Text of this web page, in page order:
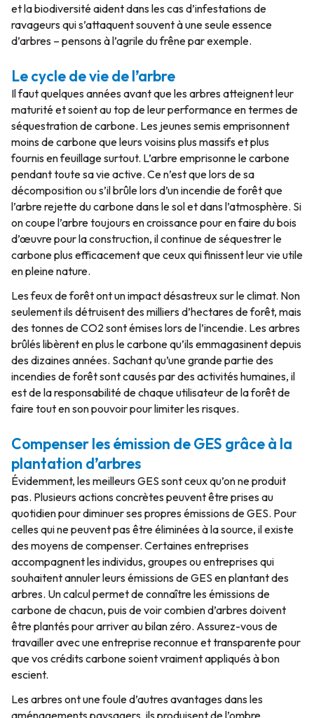
et la biodiversité aident dans les cas d’infestations de
ravageurs qui s’attaquent souvent à une seule essence
d’arbres – pensons à l’agrile du frêne par exemple.
Le cycle de vie de l’arbre
Il faut quelques années avant que les arbres atteignent leur
maturité et soient au top de leur performance en termes de
séquestration de carbone. Les jeunes semis emprisonnent
moins de carbone que leurs voisins plus massifs et plus
fournis en feuillage surtout. L’arbre emprisonne le carbone
pendant toute sa vie active. Ce n’est que lors de sa
décomposition ou s’il brûle lors d’un incendie de forêt que
l’arbre rejette du carbone dans le sol et dans l’atmosphère. Si
on coupe l’arbre toujours en croissance pour en faire du bois
d’œuvre pour la construction, il continue de séquestrer le
carbone plus efficacement que ceux qui finissent leur vie utile
en pleine nature.
Les feux de forêt ont un impact désastreux sur le climat. Non
seulement ils détruisent des milliers d’hectares de forêt, mais
des tonnes de CO2 sont émises lors de l’incendie. Les arbres
brûlés libèrent en plus le carbone qu’ils emmagasinent depuis
des dizaines années. Sachant qu’une grande partie des
incendies de forêt sont causés par des activités humaines, il
est de la responsabilité de chaque utilisateur de la forêt de
faire tout en son pouvoir pour limiter les risques.
Compenser les émission de GES grâce à la
plantation d’arbres
Évidemment, les meilleurs GES sont ceux qu’on ne produit
pas. Plusieurs actions concrètes peuvent être prises au
quotidien pour diminuer ses propres émissions de GES. Pour
celles qui ne peuvent pas être éliminées à la source, il existe
des moyens de compenser. Certaines entreprises
accompagnent les individus, groupes ou entreprises qui
souhaitent annuler leurs émissions de GES en plantant des
arbres. Un calcul permet de connaître les émissions de
carbone de chacun, puis de voir combien d’arbres doivent
être plantés pour arriver au bilan zéro. Assurez-vous de
travailler avec une entreprise reconnue et transparente pour
que vos crédits carbone soient vraiment appliqués à bon
escient.
Les arbres ont une foule d’autres avantages dans les
aménagements paysagers, ils produisent de l’ombre,